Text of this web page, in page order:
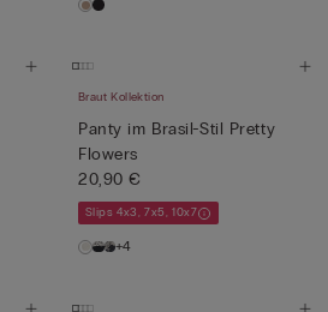
Braut Kollektion
Panty im Brasil-Stil Pretty
Flowers
20,90 €
Slips 4x3, 7x5, 10x7
+4